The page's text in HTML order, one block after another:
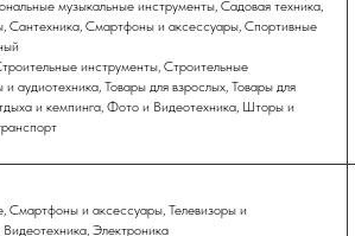
музыкальные инструменты, Садовая техника,
Сантехника, Смартфоны и аксессуары, Спортивные
инструменты, Строительные
и аудиотехника, Товары для взрослых, Товары для
и кемпинга, Фото и Видеотехника, Шторы и
Смартфоны и аксессуары, Телевизоры и
Электроника